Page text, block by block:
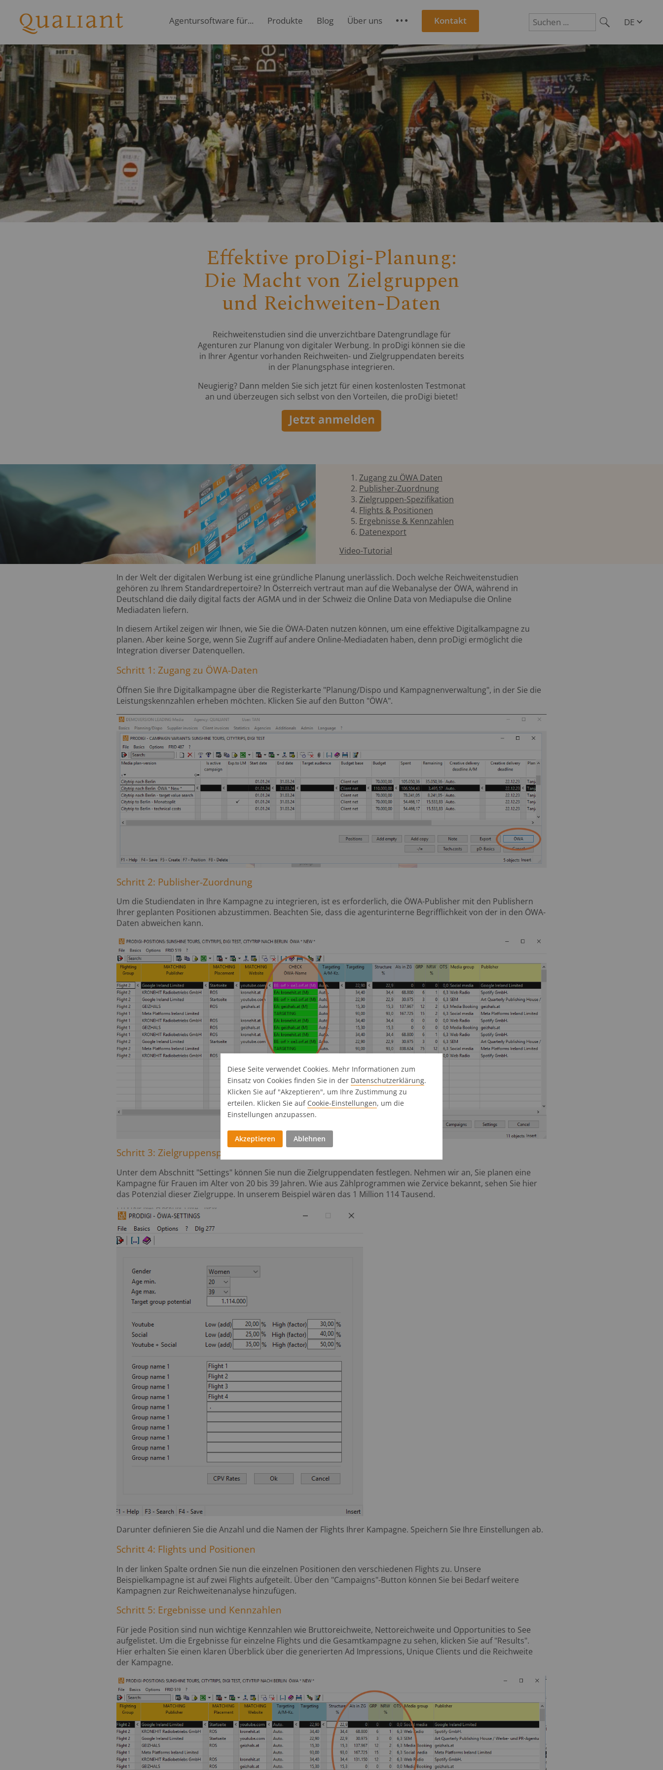
Agentursoftware für... Produkte Blog Über uns S
Kontakt
DE
Effektive proDigi-Planung:
Die Macht von Zielgruppen
und Reichweiten-Daten
Reichweitenstudien sind die unverzichtbare Datengrundlage für
Agenturen zur Planung von digitaler Werbung. In proDigi können sie die
in Ihrer Agentur vorhanden Reichweiten- und Zielgruppendaten bereits
in der Planungsphase integrieren.
Neugierig? Dann melden Sie sich jetzt für einen kostenlosten Testmonat
an und überzeugen sich selbst von den Vorteilen, die proDigi bietet!
Zugang zu ÖWA Daten
Publisher-Zuordnung
Zielgruppen-Spezifikation
Flights & Positionen
Ergebnisse & Kennzahlen
Datenexport
Video-Tutorial
In der Welt der digitalen Werbung ist eine gründliche Planung unerlässlich. Doch welche Reichweitenstudien
gehören zu Ihrem Standardrepertoire? In Österreich vertraut man auf die Webanalyse der ÖWA, während in
Deutschland die daily digital facts der AGMA und in der Schweiz die Online Data von Mediapulse die Online
Mediadaten liefern.
In diesem Artikel zeigen wir Ihnen, wie Sie die ÖWA-Daten nutzen können, um eine effektive Digitalkampagne zu
planen. Aber keine Sorge, wenn Sie Zugriff auf andere Online-Mediadaten haben, denn proDigi ermöglicht die
Integration diverser Datenquellen.
Schritt 1: Zugang zu ÖWA-Daten
Öffnen Sie Ihre Digitalkampagne über die Registerkarte "Planung/Dispo und Kampagnenverwaltung", in der Sie die
Leistungskennzahlen erheben möchten. Klicken Sie auf den Button "ÖWA".
Schritt 2: Publisher-Zuordnung
Um die Studiendaten in Ihre Kampagne zu integrieren, ist es erforderlich, die ÖWA-Publisher mit den Publishern
Ihrer geplanten Positionen abzustimmen. Beachten Sie, dass die agenturinterne Begrifflichkeit von der in den ÖWA-
Daten abweichen kann.
Schritt 3: Zielgruppenspezifikation
Unter dem Abschnitt "Settings" können Sie nun die Zielgruppendaten festlegen. Nehmen wir an, Sie planen eine
Kampagne für Frauen im Alter von 20 bis 39 Jahren. Wie aus Zählprogrammen wie Zervice bekannt, sehen Sie hier
das Potenzial dieser Zielgruppe. In unserem Beispiel wären das 1 Million 114 Tausend.
Darunter definieren Sie die Anzahl und die Namen der Flights Ihrer Kampagne. Speichern Sie Ihre Einstellungen ab.
Schritt 4: Flights und Positionen
In der linken Spalte ordnen Sie nun die einzelnen Positionen den verschiedenen Flights zu. Unsere
Beispielkampagne ist auf zwei Flights aufgeteilt. Über den "Campaigns"-Button können Sie bei Bedarf weitere
Kampagnen zur Reichweitenanalyse hinzufügen.
Schritt 5: Ergebnisse und Kennzahlen
Für jede Position sind nun wichtige Kennzahlen wie Bruttoreichweite, Nettoreichweite und Opportunities to See
aufgelistet. Um die Ergebnisse für einzelne Flights und die Gesamtkampagne zu sehen, klicken Sie auf "Results".
Hier erhalten Sie einen klaren Überblick über die generierten Ad Impressions, Unique Clients und die Reichweite
der Kampagne.
Diese Seite verwendet Cookies. Mehr Informationen zum
Einsatz von Cookies finden Sie in der Datenschutz­erklärung.
Klicken Sie auf "Akzeptieren", um Ihre Zustimmung zu
erteilen. Klicken Sie auf Cookie-Einstellungen, um die
Einstellungen anzupassen.
Akzeptieren Ablehnen